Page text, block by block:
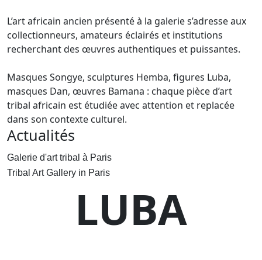
L’art africain ancien présenté à la galerie s’adresse aux
collectionneurs, amateurs éclairés et institutions
recherchant des œuvres authentiques et puissantes.
Masques Songye, sculptures Hemba, figures Luba,
masques Dan, œuvres Bamana : chaque pièce d’art
tribal africain est étudiée avec attention et replacée
dans son contexte culturel.
Actualités
Galerie d'art tribal à Paris
Tribal Art Gallery in Paris
LUBA